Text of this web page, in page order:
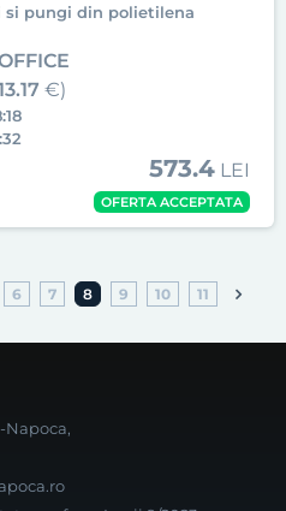
si pungi din polietilena
€)
573.4 LEI
OFERTA ACCEPTATA
6 7 8 9 10 11
Napoca,